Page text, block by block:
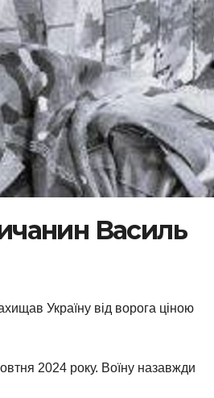
Василь
Україну від ворога ціною
2024 року. Воїну назавжди